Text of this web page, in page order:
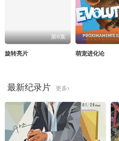
第6集
旋转亮片 萌宠进化论
最新纪录片 更多